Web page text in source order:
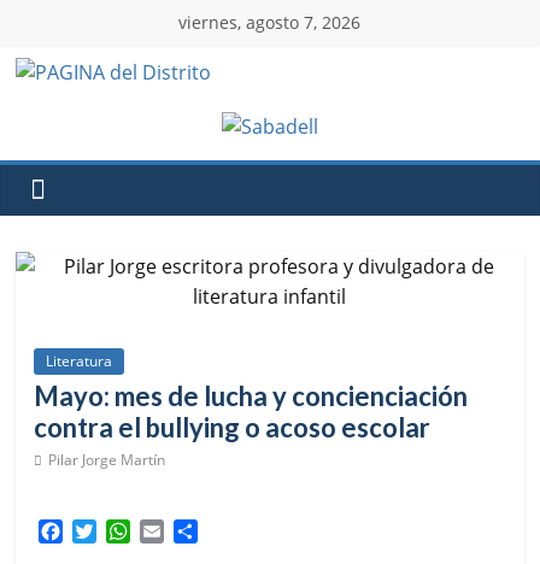
viernes, agosto 7, 2026
Literatura
Mayo: mes de lucha y concienciación
contra el bullying o acoso escolar
Pilar Jorge Martín
W